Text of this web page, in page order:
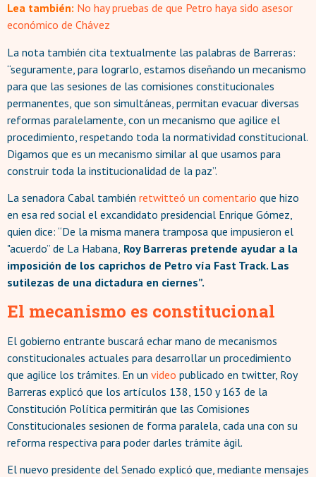
Lea también: No hay pruebas de que Petro haya sido asesor
económico de Chávez
La nota también cita textualmente las palabras de Barreras:
“seguramente, para lograrlo, estamos diseñando un mecanismo
para que las sesiones de las comisiones constitucionales
permanentes, que son simultáneas, permitan evacuar diversas
reformas paralelamente, con un mecanismo que agilice el
procedimiento, respetando toda la normatividad constitucional.
Digamos que es un mecanismo similar al que usamos para
construir toda la institucionalidad de la paz”.
La senadora Cabal también retwitteó un comentario que hizo
en esa red social el excandidato presidencial Enrique Gómez,
quien dice: “De la misma manera tramposa que impusieron el
"acuerdo” de La Habana, Roy Barreras pretende ayudar a la
imposición de los caprichos de Petro vía Fast Track. Las
sutilezas de una dictadura en ciernes”.
El mecanismo es constitucional
El gobierno entrante buscará echar mano de mecanismos
constitucionales actuales para desarrollar un procedimiento
que agilice los trámites. En un video publicado en twitter, Roy
Barreras explicó que los artículos 138, 150 y 163 de la
Constitución Política permitirán que las Comisiones
Constitucionales sesionen de forma paralela, cada una con su
reforma respectiva para poder darles trámite ágil.
El nuevo presidente del Senado explicó que, mediante mensajes